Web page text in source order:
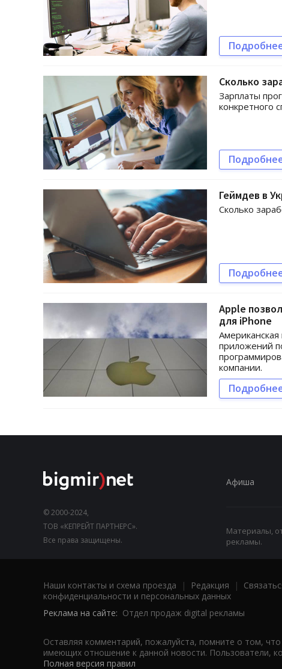
Сколько
Зарплаты
конкретного
Геймдев в
Сколько
Apple
для iPhone
приложений
компании.
© 2000-2024,
ТОВ «КЕПРЕЙТ ПАРТНЕРС».
Все права защищены.
Афиша
Материалы,
рекламы.
Наши контакты и схема проезда | Редакция |
конфиденциальности и персональных данных
Реклама на сайте: Отдел продаж digital рекламы
Оставляя комментарий, пожалуйста, помните о том,
имеющих отношение к данной новости. Пользователи,
Полная версия правил